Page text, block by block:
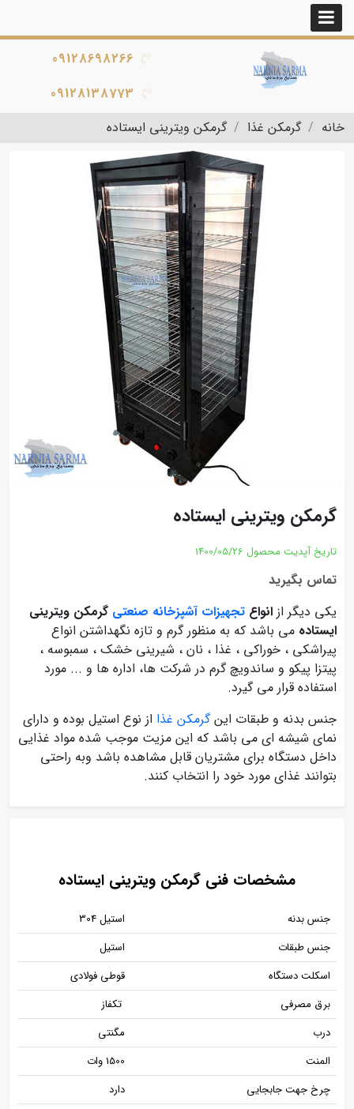
09128698266
09128138773
خانه
گرمکن غذا گرمکن ویترینی ایستاده
گرمکن ویترینی ایستاده
تاریخ آپدیت محصول 1400/05/26
تماس بگیرید
یکی دیگر از انواع تجهیزات آشپزخانه صنعتی گرمکن ویترینی
ایستاده می باشد که به منظور گرم و تازه نگهداشتن انواع
پیراشکی ، خوراکی ، غذا ، نان ، شیرینی خشک ، سمبوسه ،
پیتزا پیکو و ساندویچ گرم در شرکت ها، اداره ها و ... مورد
استفاده قرار می گیرد.
جنس بدنه و طبقات اینگرمکن غذا از نوع استیل بوده و دارای
نمای شیشه ای می باشد که این مزیت موجب شده مواد غذایی
داخل دستگاه برای مشتریان قابل مشاهده باشد وبه راحتی
بتوانند غذای مورد خود را انتخاب کنند.
مشخصات فنی گرمکن ویترینی ایستاده
جنس بدنه
استیل 304
جنس طبقات
استیل
اسکلت دستگاه
قوطی فولادی
برق مصرفی
تکفاز
درب
مگنتی
المنت
1500 وات
چرخ جهت جابجایی
دارد